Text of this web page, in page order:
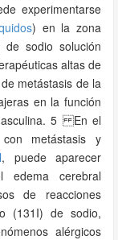
experimentarse
) en la zona
sodio solución
altas de
metástasis de la
en la función
5 En el
metástasis y
, puede aparecer
edema cerebral
de reacciones
(131I) de sodio,
alérgicos